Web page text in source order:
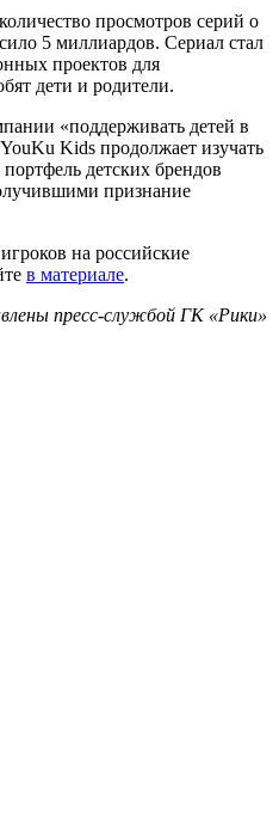
просмотров серий о
5 миллиардов. Сериал стал
проектов для
дети и родители.
«поддерживать детей в
Kids продолжает изучать
детских брендов
признание
на российские
в материале.
пресс-службой ГК «Рики»